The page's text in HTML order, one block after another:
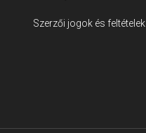
Szerzői jogok és feltételek